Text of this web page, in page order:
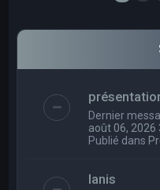
Dernier
août 06, 2026
Publié dans
Ianis